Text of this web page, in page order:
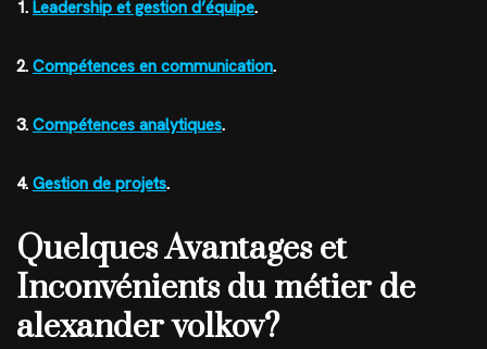
1. Leadership et gestion d’équipe.
2. Compétences en communication.
3. Compétences analytiques.
4. Gestion de projets.
Quelques Avantages et
Inconvénients du métier de
alexander volkov?